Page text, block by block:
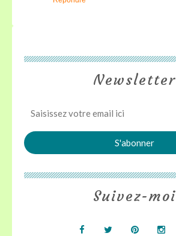
Newsletter
Suivez-moi